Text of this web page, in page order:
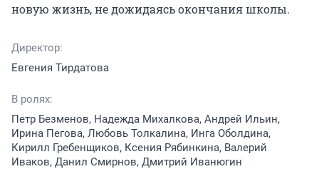
новую жизнь, не дожидаясь окончания школы.
Директор:
Евгения Тирдатова
В ролях:
Петр Безменов, Надежда Михалкова, Андрей Ильин,
Ирина Пегова, Любовь Толкалина, Инга Оболдина,
Кирилл Гребенщиков, Ксения Рябинкина, Валерий
Иваков, Данил Смирнов, Дмитрий Иванюгин